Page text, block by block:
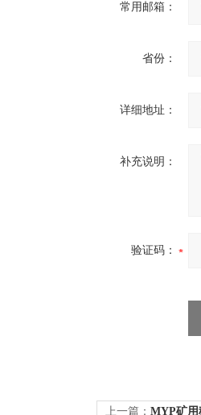
常用邮箱：
省份：
详细地址：
补充说明：
验证码：
上一篇： MYP矿用